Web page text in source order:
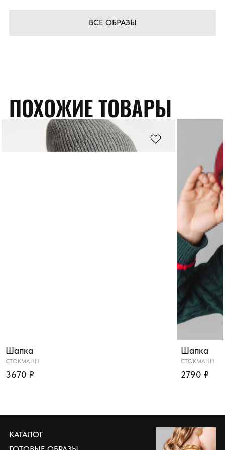
ВСЕ ОБРАЗЫ
ПОХОЖИЕ ТОВАРЫ
Шапка
СТОКМАНН
3670 ₽
Шапка
СТОКМАНН
2790 ₽
КАТАЛОГ